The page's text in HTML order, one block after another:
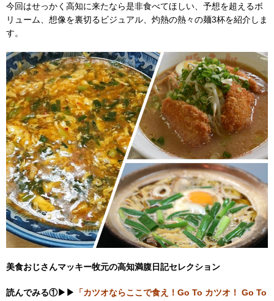
今回はせっかく高知に来たなら是非食べてほしい、予想を超えるボ
リューム、想像を裏切るビジュアル、灼熱の熱々の麺3杯を紹介しま
す。
美食おじさんマッキー牧元の高知満腹日記セレクション
読んでみる①▶▶
「カツオならここで食え！Go To カツオ！ Go To